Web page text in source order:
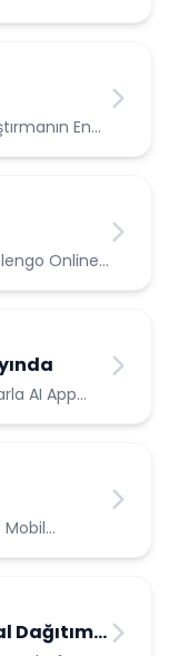
En